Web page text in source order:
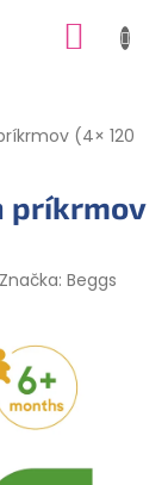
(4× 120
príkrmov
Značka:Beggs